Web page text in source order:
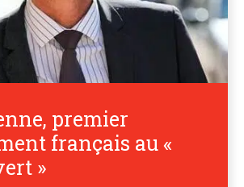
premier
français au «
»